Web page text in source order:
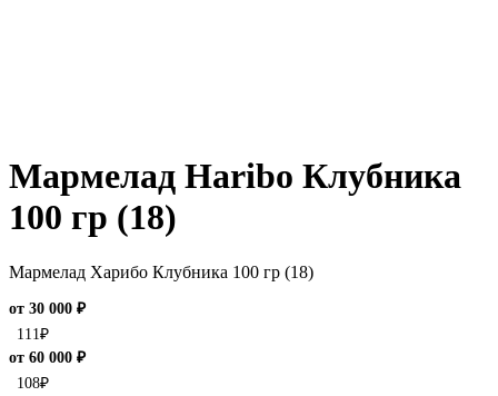
Мармелад Haribo Клубника
100 гр (18)
Мармелад Харибо Клубника 100 гр (18)
от 30 000 ₽
111 ₽
от 60 000 ₽
108₽